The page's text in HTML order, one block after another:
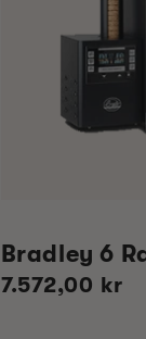
Bradley 6
Vanlig
7.572,00 kr